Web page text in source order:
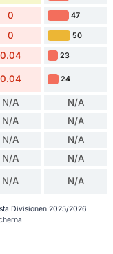
0 47
0 50
0.04 23
0.04 24
N/A N/A
N/A N/A
N/A N/A
N/A N/A
N/A N/A
Divisionen 2025/2026